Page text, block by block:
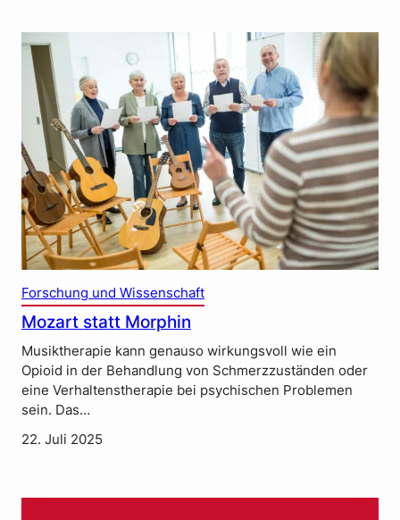
Forschung und Wissenschaft
Mozart statt Morphin
Musiktherapie kann genauso wirkungsvoll wie ein
Opioid in der Behandlung von Schmerzzuständen oder
eine Verhaltenstherapie bei psychischen Problemen
sein. Das…
22. Juli 2025